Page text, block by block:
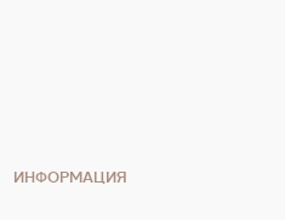
ИНФОРМАЦИЯ